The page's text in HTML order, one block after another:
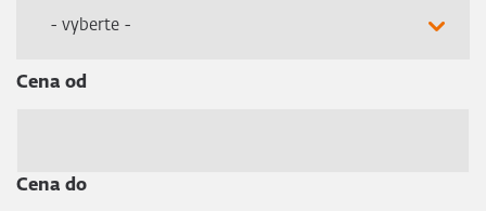
- vyberte -
Cena od
Cena do